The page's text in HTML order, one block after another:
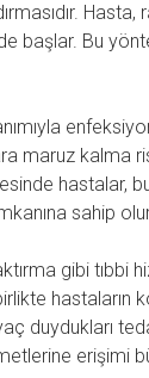
başlar. Bu
maruz kalma
hastalar,
sahip
gibi tıbbi
hastaların
duydukları
erişimi